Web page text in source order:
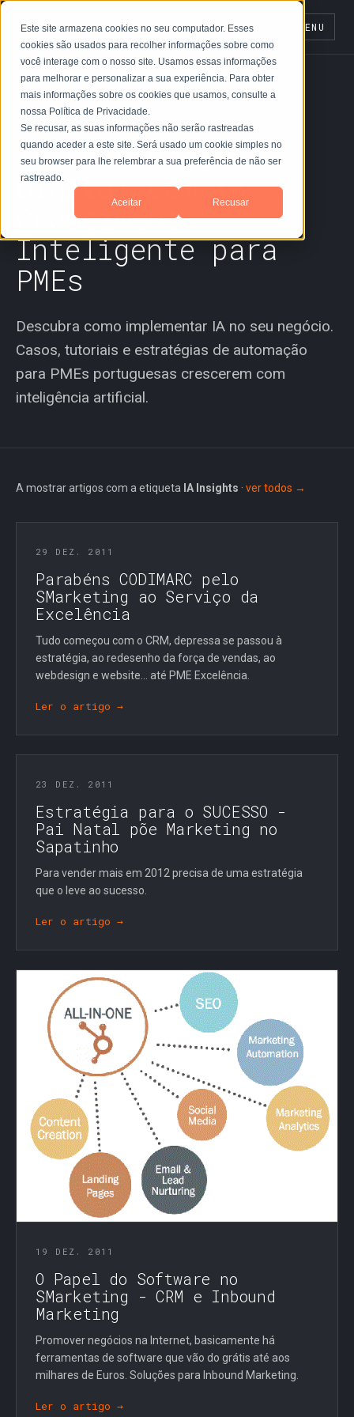
Este site armazena cookies no seu computador. Esses
cookies são usados para recolher informações sobre como
você interage com o nosso site. Usamos essas informações
para melhorar e personalizar a sua experiência. Para obter
mais informações sobre os cookies que usamos, consulte a
nossa Política de Privacidade.
Se recusar, as suas informações não serão rastreadas
quando aceder a este site. Será usado um cookie simples no
seu browser para lhe relembrar a sua preferência de não ser
rastreado.
Aceitar Recusar
MENU
BLOG NHO
Transformação
Digital com IA:
Crescimento
Inteligente para
PMEs
Descubra como implementar IA no seu negócio.
Casos, tutoriais e estratégias de automação
para PMEs portuguesas crescerem com
inteligência artificial.
A mostrar artigos com a etiqueta IA Insights · ver todos →
29 DEZ. 2011
Parabéns CODIMARC pelo
SMarketing ao Serviço da
Excelência
Tudo começou com o CRM, depressa se passou à
estratégia, ao redesenho da força de vendas, ao
webdesign e website... até PME Excelência.
Ler o artigo →
23 DEZ. 2011
Estratégia para o SUCESSO -
Pai Natal põe Marketing no
Sapatinho
Para vender mais em 2012 precisa de uma estratégia
que o leve ao sucesso.
Ler o artigo →
19 DEZ. 2011
O Papel do Software no
SMarketing - CRM e Inbound
Marketing
Promover negócios na Internet, basicamente há
ferramentas de software que vão do grátis até aos
milhares de Euros. Soluções para Inbound Marketing.
Ler o artigo →